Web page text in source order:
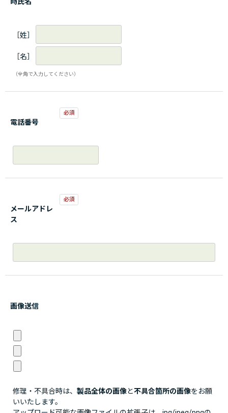
［姓］
［名］
（全角で入力してください）
電話番号
メールアドレ
ス
画像送信
修理・不具合時は、 製品全体の画像と不具合箇所の画像をお願
いいたします。